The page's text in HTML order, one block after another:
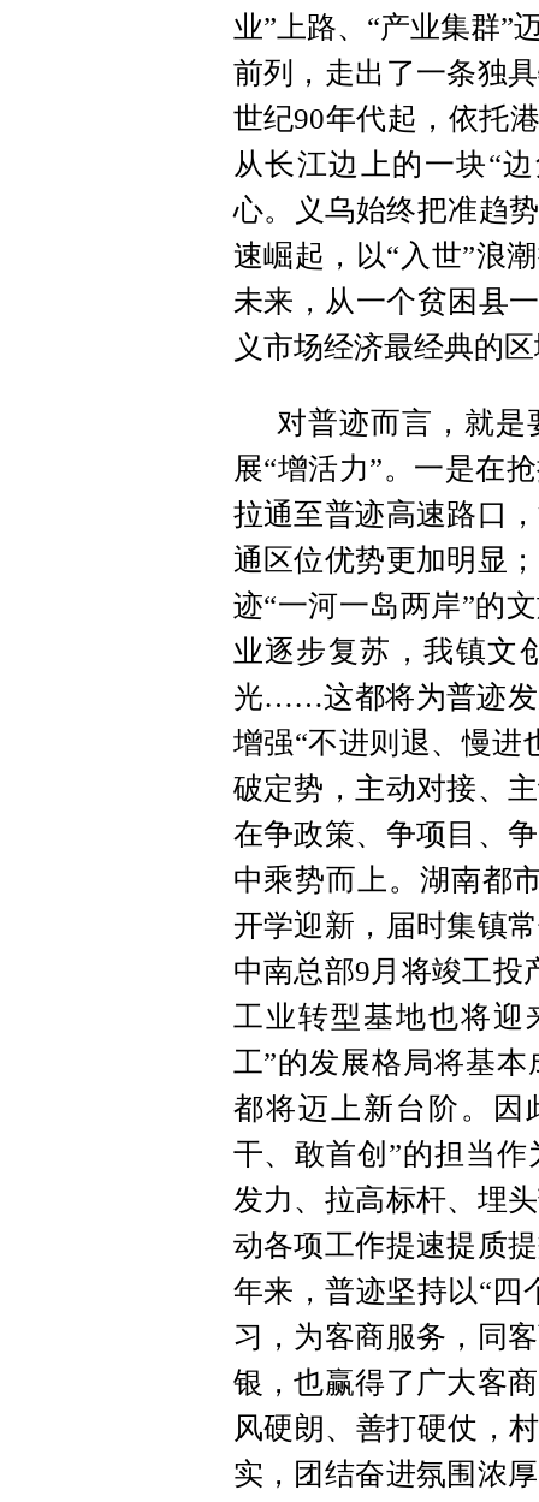
业”上路、“产业集群”
前列，走出了一条独
世纪90年代起，依托
从长江边上的一块“
心。义乌始终把准趋
速崛起，以“入世”浪
未来，从一个贫困县
义市场经济最经典的
对普迹而言，就
展“增活力”。一是在
拉通至普迹高速路口
通区位优势更加明显
迹“一河一岛两岸”的
业逐步复苏，我镇文
光……这都将为普迹发
增强“不进则退、慢进
破定势，主动对接、
在争政策、争项目、
中乘势而上。湖南都
开学迎新，届时集镇
中南总部9月将竣工投
工业转型基地也将迎
工”的发展格局将基
都将迈上新台阶。因
干、敢首创”的担当
发力、拉高标杆、埋
动各项工作提速提质
年来，普迹坚持以“四
习，为客商服务，同
银，也赢得了广大客
风硬朗、善打硬仗，
实，团结奋进氛围浓